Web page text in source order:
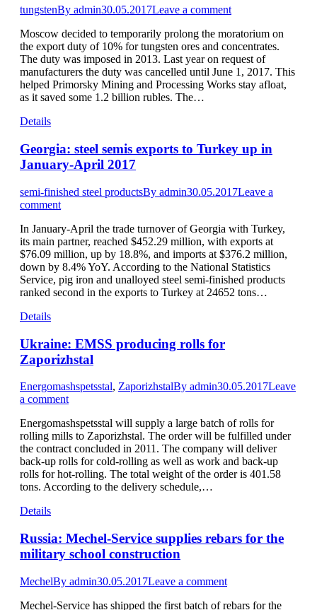
tungstenBy admin30.05.2017Leave a comment
Moscow decided to temporarily prolong the moratorium on
the export duty of 10% for tungsten ores and concentrates.
The duty was imposed in 2013. Last year on request of
manufacturers the duty was cancelled until June 1, 2017. This
helped Primorsky Mining and Processing Works stay afloat,
as it saved some 1.2 billion rubles. The…
Details
Georgia: steel semis exports to Turkey up in
January-April 2017
semi-finished steel productsBy admin30.05.2017Leave a
comment
In January-April the trade turnover of Georgia with Turkey,
its main partner, reached $452.29 million, with exports at
$76.09 million, up by 18.8%, and imports at $376.2 million,
down by 8.4% YoY. According to the National Statistics
Service, pig iron and unalloyed steel semi-finished products
ranked second in the exports to Turkey at 24652 tons…
Details
Ukraine: EMSS producing rolls for
Zaporizhstal
Energomashspetsstal, ZaporizhstalBy admin30.05.2017Leave
a comment
Energomashspetsstal will supply a large batch of rolls for
rolling mills to Zaporizhstal. The order will be fulfilled under
the contract concluded in 2011. The company will deliver
back-up rolls for cold-rolling as well as work and back-up
rolls for hot-rolling. The total weight of the order is 401.58
tons. According to the delivery schedule,…
Details
Russia: Mechel-Service supplies rebars for the
military school construction
MechelBy admin30.05.2017Leave a comment
Mechel-Service has shipped the first batch of rebars for the